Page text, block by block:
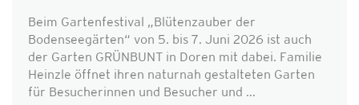
Beim Gartenfestival „Blütenzauber der
Bodenseegärten“ von 5. bis 7. Juni 2026 ist auch
der Garten GRÜNBUNT in Doren mit dabei. Familie
Heinzle öffnet ihren naturnah gestalteten Garten
für Besucherinnen und Besucher und ...